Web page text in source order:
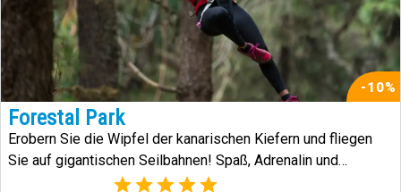
-10%
Forestal Park
Erobern Sie die Wipfel der kanarischen Kiefern und fliegen
Sie auf gigantischen Seilbahnen! Spaß, Adrenalin und
Abenteuer inmitten der Natur.
(2)